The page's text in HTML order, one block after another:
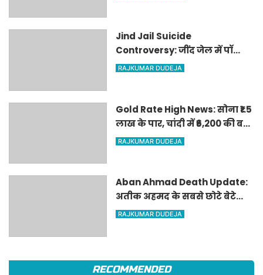
Jind Jail Suicide
Controversy: जींद जेल में पॉक्सो
आरोपी कैदी ने लगाया फंदा, डिप्टी
RAJKUMAR DUDEJA
Gold Rate High News: सोना ₹1.5
लाख के पार, चांदी में ₹6,200 की बड़ी
तेजी; जानिए क्यों अचानक बढ़ गए
RAJKUMAR DUDEJA
Aban Ahmad Death Update:
अतीक अहमद के सबसे छोटे बेटे
आबान का शव परिजनों के सुपुर्द,
RAJKUMAR DUDEJA
RECOMMENDED